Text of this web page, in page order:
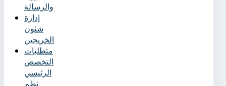
والرسالة
إدارة
شئون
الخريجين
متطلبات
التخصص
الرئيسي
نظم